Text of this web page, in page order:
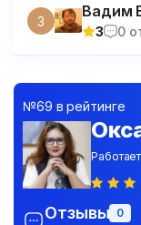
3
Вадим
3 0
№69 в рейтинге
Отзывы 0